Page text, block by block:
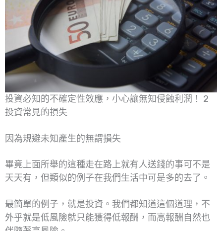
投資必知的不確定性效應，小心讓無知侵蝕利潤！ 2
投資常見的損失
因為規避未知產生的無謂損失
畢竟上面所舉的這種走在路上就有人送錢的事可不是
天天有，但類似的例子在我們生活中可是多的去了。
最簡單的例子，就是投資。我們都知道這個道理，不
外乎就是低風險就只能獲得低報酬，而高報酬自然也